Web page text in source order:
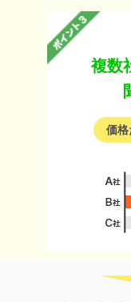
複数
価格